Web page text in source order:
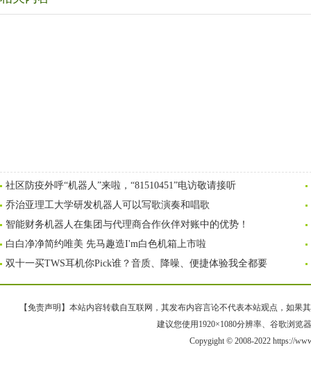
社区防疫外呼“机器人”来啦，“81510451”电访敬请接听
乔治亚理工大学研发机器人可以写歌演奏和唱歌
智能财务机器人在集团与代理商合作伙伴对账中的优势！
白白净净简约唯美 先马趣造I'm白色机箱上市啦
双十一买TWS耳机你Pick谁？音质、降噪、便捷体验我全都要
【免责声明】本站内容转载自互联网，其发布内容言论不代表本站观点，如果
建议您使用1920×1080分辨率、谷歌浏览
Copygight © 2008-2022 https://